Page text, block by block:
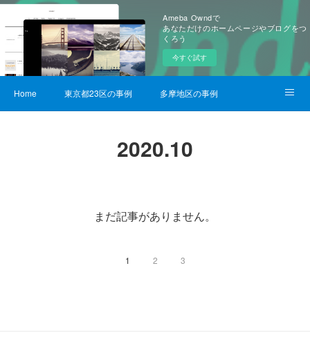
Ameba Owndで
あなただけのホームページやブログをつ
くろう
今すぐ試す
Home 東京都23区の事例 多摩地区の事例
2020.10
まだ記事がありません。
1 2 3